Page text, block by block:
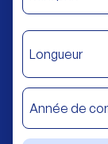
Longueur